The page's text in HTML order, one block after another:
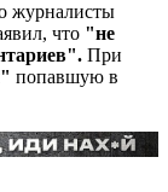
журналисты
что "не
При
попавшую в